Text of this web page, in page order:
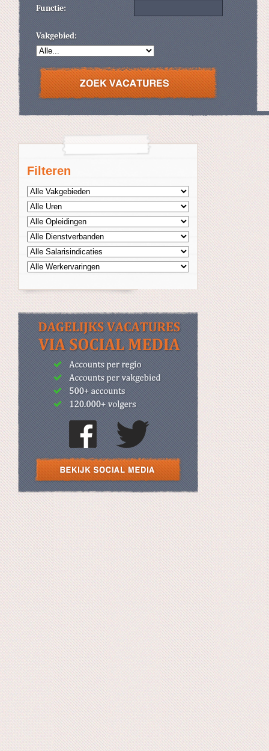
Filteren
Functie:
Vakgebied: